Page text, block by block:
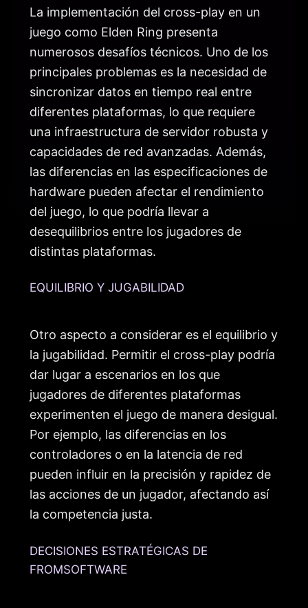
La implementación del cross-play en un
juego como Elden Ring presenta
numerosos desafíos técnicos. Uno de los
principales problemas es la necesidad de
sincronizar datos en tiempo real entre
diferentes plataformas, lo que requiere
una infraestructura de servidor robusta y
capacidades de red avanzadas. Además,
las diferencias en las especificaciones de
hardware pueden afectar el rendimiento
del juego, lo que podría llevar a
desequilibrios entre los jugadores de
distintas plataformas.
EQUILIBRIO Y JUGABILIDAD
Otro aspecto a considerar es el equilibrio y
la jugabilidad. Permitir el cross-play podría
dar lugar a escenarios en los que
jugadores de diferentes plataformas
experimenten el juego de manera desigual.
Por ejemplo, las diferencias en los
controladores o en la latencia de red
pueden influir en la precisión y rapidez de
las acciones de un jugador, afectando así
la competencia justa.
DECISIONES ESTRATÉGICAS DE
FROMSOFTWARE